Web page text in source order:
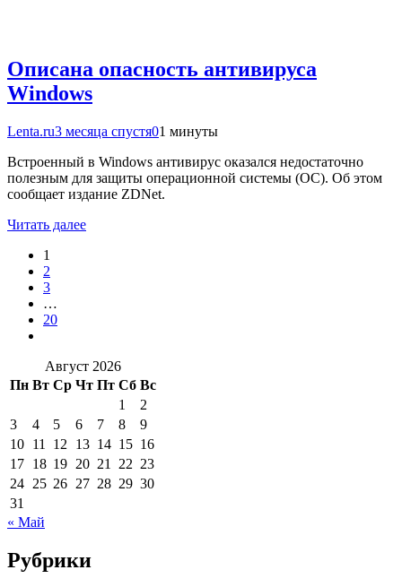
Описана опасность антивируса
Windows
Lenta.ru3 месяца спустя01 минуты
Встроенный в Windows антивирус оказался недостаточно
полезным для защиты операционной системы (ОС). Об этом
сообщает издание ZDNet.
Читать далее
1
2
3
…
20
Август 2026
Пн Вт Ср Чт Пт Сб Вс
1
2
3
4 5 6 7 8
9
10 11 12 13 14 15 16
17 18 19 20 21 22 23
24 25 26 27 28 29 30
31
« Май
Рубрики